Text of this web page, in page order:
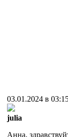
03.01.2024 в
julia
Анна,